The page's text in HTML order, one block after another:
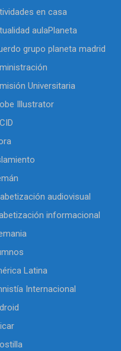
en casa
aulaPlaneta
grupo planeta madrid
Universitaria
Illustrator
audiovisual
informacional
Latina
Internacional